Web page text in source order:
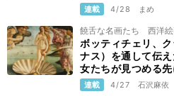
連載 4/28 まめ
饒舌な名画たち 西洋絵
ボッティチェリ、
ナス）を通して伝
女たちが見つめる
連載 4/27 石沢麻依